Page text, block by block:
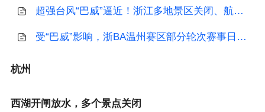
杭州
西湖开闸放水，多个景点关闭